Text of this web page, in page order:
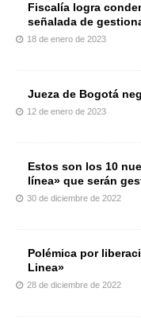
Fiscalía logra
señalada de
18 de enero de 2023
Jueza de Bogotá
12 de enero de 2023
Estos son los 10
línea» que serán
30 de diciembre de 2022
Polémica por
Linea»
28 de diciembre de 2022